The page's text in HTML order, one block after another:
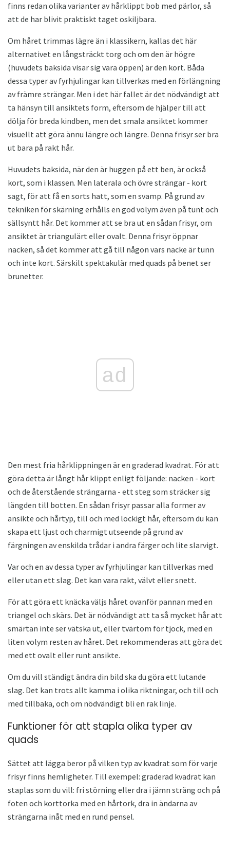
finns redan olika varianter av hårklippt bob med pärlor, så
att de har blivit praktiskt taget oskiljbara.
Om håret trimmas lägre än i klassikern, kallas det här
alternativet en långsträckt torg och om den är högre
(huvudets baksida visar sig vara öppen) är den kort. Båda
dessa typer av fyrhjulingar kan tillverkas med en förlängning
av främre strängar. Men i det här fallet är det nödvändigt att
ta hänsyn till ansiktets form, eftersom de hjälper till att
dölja för breda kindben, men det smala ansiktet kommer
visuellt att göra ännu längre och längre. Denna frisyr ser bra
ut bara på rakt hår.
Huvudets baksida, när den är huggen på ett ben, är också
kort, som i klassen. Men laterala och övre strängar - kort
sagt, för att få en sorts hatt, som en svamp. På grund av
tekniken för skärning erhålls en god volym även på tunt och
sällsyntt hår. Det kommer att se bra ut en sådan frisyr, om
ansiktet är triangulärt eller ovalt. Denna frisyr öppnar
nacken, så det kommer att gå till någon vars nacke är tunn
och inte kort. Särskilt spektakulär med quads på benet ser
brunetter.
ad
Den mest fria hårklippningen är en graderad kvadrat. För att
göra detta är långt hår klippt enligt följande: nacken - kort
och de återstående strängarna - ett steg som sträcker sig
längden till botten. En sådan frisyr passar alla former av
ansikte och hårtyp, till och med lockigt hår, eftersom du kan
skapa ett ljust och charmigt utseende på grund av
färgningen av enskilda trådar i andra färger och lite slarvigt.
Var och en av dessa typer av fyrhjulingar kan tillverkas med
eller utan ett slag. Det kan vara rakt, välvt eller snett.
För att göra ett knäcka väljs håret ovanför pannan med en
triangel och skärs. Det är nödvändigt att ta så mycket hår att
smärtan inte ser vätska ut, eller tvärtom för tjock, med en
liten volym resten av håret. Det rekommenderas att göra det
med ett ovalt eller runt ansikte.
Om du vill ständigt ändra din bild ska du göra ett lutande
slag. Det kan trots allt kamma i olika riktningar, och till och
med tillbaka, och om nödvändigt bli en rak linje.
Funktioner för att stapla olika typer av
quads
Sättet att lägga beror på vilken typ av kvadrat som för varje
frisyr finns hemligheter. Till exempel: graderad kvadrat kan
staplas som du vill: fri störning eller dra i jämn sträng och på
foten och korttorka med en hårtork, dra in ändarna av
strängarna inåt med en rund pensel.